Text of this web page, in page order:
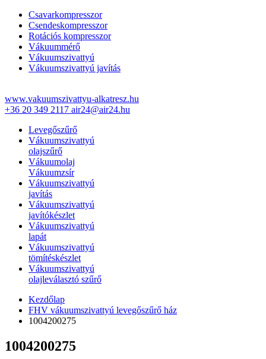
Csavarkompresszor
Csendeskompresszor
Rotációs kompresszor
Vákuummérő
Vákuumszivattyú
Vákuumszivattyú javítás
www.vakuumszivattyu-alkatresz.hu
+36 20 349 2117 air24@air24.hu
Levegőszűrő
Vákuumszivattyú
olajszűrő
Vákuumolaj
Vákuumzsír
Vákuumszivattyú
javítás
Vákuumszivattyú
javítókészlet
Vákuumszivattyú
lapát
Vákuumszivattyú
tömítéskészlet
Vákuumszivattyú
olajleválasztó szűrő
Kezdőlap
FHV vákuumszivattyú levegőszűrő ház
1004200275
1004200275